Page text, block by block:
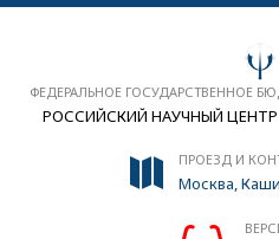
ФЕДЕРАЛЬНОЕ ГОСУДАРСТВЕННОЕ
РОССИЙСКИЙ НАУЧНЫЙ
ПРОЕЗД И
Москва,